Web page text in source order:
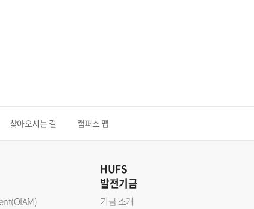
찾아오시는 길 캠퍼스 맵
HUFS
발전기금
기금 소개